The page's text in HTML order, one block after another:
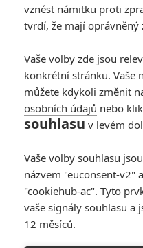
Napsal:Petr Slavík -
Vorvancos| 2021-07-21
Já z vás nemůžu. Tady
reálný:D.
mají superschopnosti.
A Ježíšek taky není .
vznést námitku proti
tvrdí, že mají oprávněný
Vaše volby zde jsou
konkrétní stránku. Vaše
můžete kdykoli změnit
osobních údajů nebo
souhlasu v levém
Vaše volby souhlasu
názvem "euconsent-v2"
"cookiehub-ac". Tyto
vaše signály souhlasu a
12 měsíců.